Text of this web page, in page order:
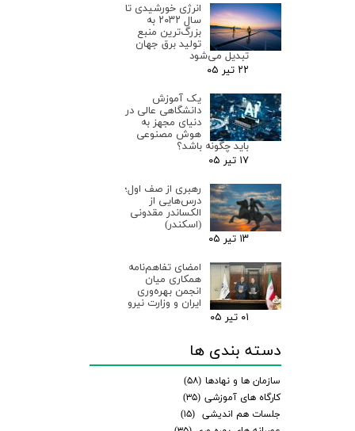
انرژی خورشیدی تا
سال ۲۰۳۲ به
بزرگ‌ترین منبع
تولید برق جهان
تبدیل می‌شود
۲۲ تیر ۰۵
یک آموزش
دانشگاهی عالی در
دنیای مجهز به
هوش مصنوعی
باید چگونه باشد؟
۱۷ تیر ۰۵
رهبری از صف اول؛
درس‌هایی از
الکساندر مقدونی
(اسکندر)
۱۳ تیر ۰۵
امضای تفاهم‌نامه
همکاری میان
انجمن بهره‌وری
ایران و وزارت نیرو
۰۱ تیر ۰۵
دسته بندی ها
سازمان ها و نهادها (۵۸)
کارگاه های آموزشی (۳۵)
جلسات هم اندیشی (۱۵)